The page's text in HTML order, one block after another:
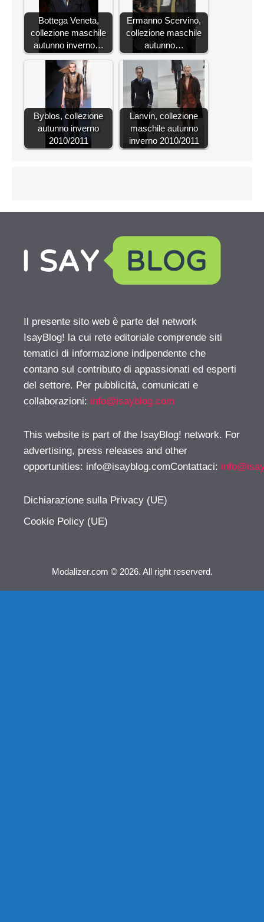
Bottega Veneta,
collezione maschile
autunno inverno…
Ermanno Scervino,
collezione maschile
autunno…
Byblos, collezione
autunno inverno
2010/2011
Lanvin, collezione
maschile autunno
inverno 2010/2011
Il presente sito web è parte del network
IsayBlog! la cui rete editoriale comprende siti
tematici di informazione indipendente che
contano sul contributo di appassionati ed esperti
del settore. Per pubblicità, comunicati e
collaborazioni: info@isayblog.com
This website is part of the IsayBlog! network. For
advertising, press releases and other
opportunities: info@isayblog.comContattaci:
Dichiarazione sulla Privacy (UE)
Cookie Policy (UE)
Modalizer.com © 2026. All right reserverd.